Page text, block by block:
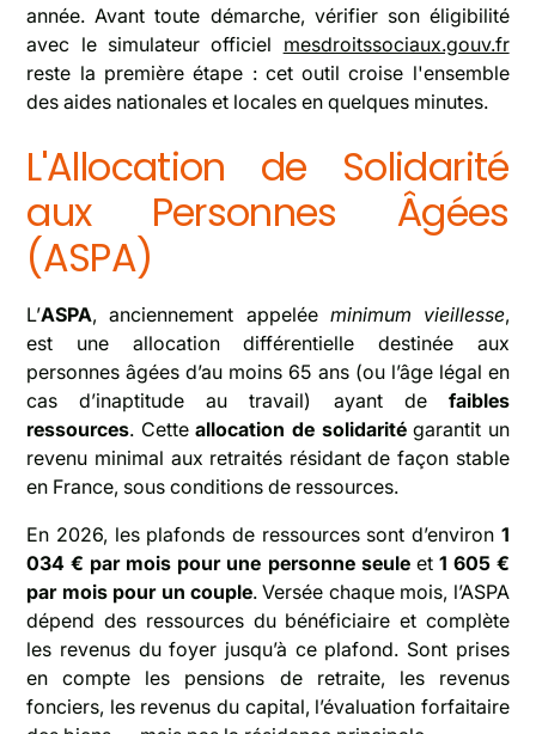
année. Avant toute démarche, vérifier son éligibilité
avec le simulateur officiel mesdroitssociaux.gouv.fr
reste la première étape : cet outil croise l'ensemble
des aides nationales et locales en quelques minutes.
L'Allocation de Solidarité
aux Personnes Âgées
(ASPA)
L’ASPA, anciennement appelée minimum vieillesse,
est une allocation différentielle destinée aux
personnes âgées d’au moins 65 ans (ou l’âge légal en
cas d’inaptitude au travail) ayant de faibles
ressources. Cetteallocation de solidaritégarantit un
revenu minimal aux retraités résidant de façon stable
en France, sous conditions de ressources.
En 2026, les plafonds de ressources sont d’environ 1
034 € par mois pour une personne seuleet 1 605 €
par mois pour un couple. Versée chaque mois, l’ASPA
dépend des ressources du bénéficiaire et complète
les revenus du foyer jusqu’à ce plafond. Sont prises
en compte les pensions de retraite, les revenus
fonciers, les revenus du capital, l’évaluation forfaitaire